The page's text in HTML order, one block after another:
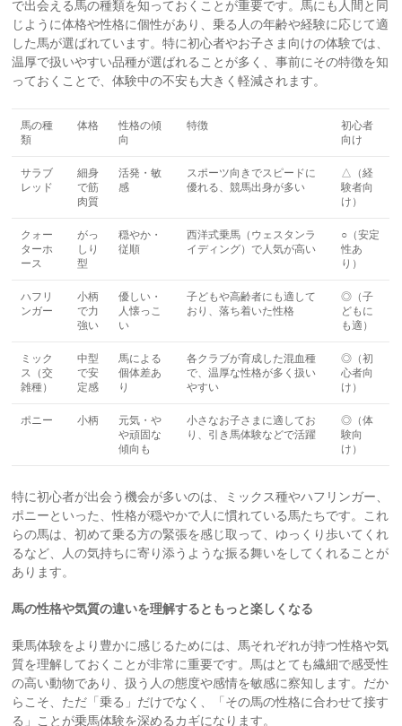
で出会える馬の種類を知っておくことが重要です。馬にも人間と同
じように体格や性格に個性があり、乗る人の年齢や経験に応じて適
した馬が選ばれています。特に初心者やお子さま向けの体験では、
温厚で扱いやすい品種が選ばれることが多く、事前にその特徴を知
っておくことで、体験中の不安も大きく軽減されます。
馬の種
類
体格
性格の傾
向
特徴
初心者
向け
サラブ
レッド
細身
で筋
肉質
活発・敏
感
スポーツ向きでスピードに
優れる、競馬出身が多い
△（経
験者向
け）
クォー
ターホ
ース
がっ
しり
型
穏やか・
従順
西洋式乗馬（ウェスタンラ
イディング）で人気が高い
○（安定
性あ
り）
ハフリ
ンガー
小柄
で力
強い
優しい・
人懐っこ
い
子どもや高齢者にも適して
おり、落ち着いた性格
◎（子
どもに
も適）
ミック
ス（交
雑種）
中型
で安
定感
馬による
個体差あ
り
各クラブが育成した混血種
で、温厚な性格が多く扱い
やすい
◎（初
心者向
け）
ポニー 小柄
元気・や
や頑固な
傾向も
小さなお子さまに適してお
り、引き馬体験などで活躍
◎（体
験向
け）
特に初心者が出会う機会が多いのは、ミックス種やハフリンガー、
ポニーといった、性格が穏やかで人に慣れている馬たちです。これ
らの馬は、初めて乗る方の緊張を感じ取って、ゆっくり歩いてくれ
るなど、人の気持ちに寄り添うような振る舞いをしてくれることが
あります。
馬の性格や気質の違いを理解するともっと楽しくなる
乗馬体験をより豊かに感じるためには、馬それぞれが持つ性格や気
質を理解しておくことが非常に重要です。馬はとても繊細で感受性
の高い動物であり、扱う人の態度や感情を敏感に察知します。だか
らこそ、ただ「乗る」だけでなく、「その馬の性格に合わせて接す
る」ことが乗馬体験を深めるカギになります。